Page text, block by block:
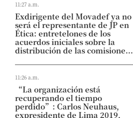
11:27 a.m.
Exdirigente del Movadef ya no
será el representante de JP en
Ética: entretelones de los
acuerdos iniciales sobre la
distribución de las comisione...
11:26 a.m.
“La organización está
recuperando el tiempo
perdido”: Carlos Neuhaus,
expresidente de Lima 2019,